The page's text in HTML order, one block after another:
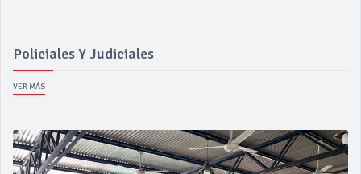
Policiales Y Judiciales
VER MÁS